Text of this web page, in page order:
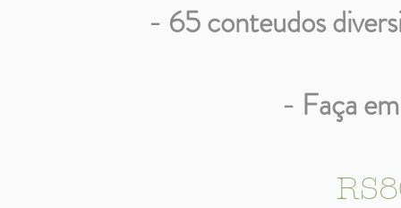
- 65 conteudos
- Faça